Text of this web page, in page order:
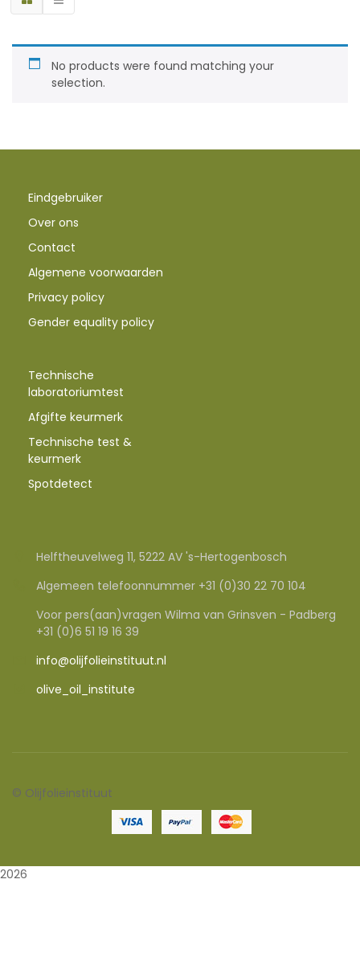
No products were found matching your
selection.
Eindgebruiker
Over ons
Contact
Algemene voorwaarden
Privacy policy
Gender equality policy
Technische
laboratoriumtest
Afgifte keurmerk
Technische test &
keurmerk
Spotdetect
Helftheuvelweg 11, 5222 AV 's-Hertogenbosch
Algemeen telefoonnummer +31 (0)30 22 70 104
Voor pers(aan)vragen Wilma van Grinsven - Padberg
+31 (0)6 51 19 16 39
info@olijfolieinstituut.nl
olive_oil_institute
© Olijfolieinstituut
2026